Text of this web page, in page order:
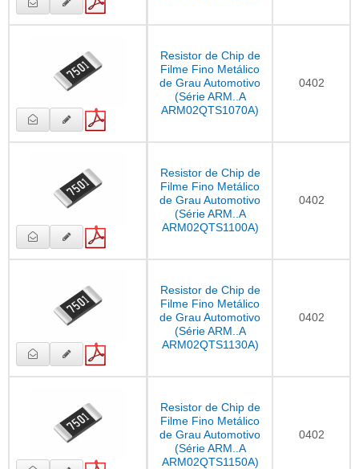
Resistor de Chip de
Filme Fino Metálico
de Grau Automotivo
(Série ARM..A
ARM02QTS1070A)
0402
Resistor de Chip de
Filme Fino Metálico
de Grau Automotivo
(Série ARM..A
ARM02QTS1100A)
0402
Resistor de Chip de
Filme Fino Metálico
de Grau Automotivo
(Série ARM..A
ARM02QTS1130A)
0402
Resistor de Chip de
Filme Fino Metálico
de Grau Automotivo
(Série ARM..A
ARM02QTS1150A)
0402